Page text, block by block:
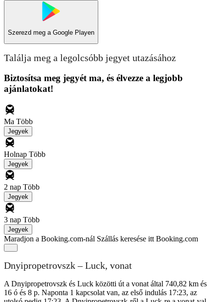
Szerezd meg a Google Playen
Találja meg a legolcsóbb jegyet utazásához
Biztosítsa meg jegyét ma, és élvezze a legjobb
ajánlatokat!
Ma Több
Jegyek
Holnap Több
Jegyek
2 nap Több
Jegyek
3 nap Több
Jegyek
Maradjon a Booking.com-nál Szállás keresése itt Booking.com
Dnyipropetrovszk – Luck, vonat
A Dnyipropetrovszk és Luck közötti út a vonat által 740,82 km és
16 ó és 8 p. Naponta 1 kapcsolat van, az első indulás 17:23, az